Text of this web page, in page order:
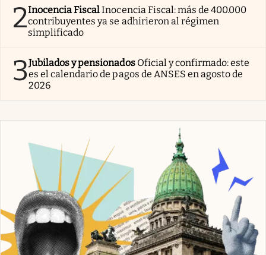
2Inocencia FiscalInocencia Fiscal: más de 400.000
contribuyentes ya se adhirieron al régimen
simplificado
3Jubilados y pensionados Oficial y confirmado: este
es el calendario de pagos de ANSES en agosto de
2026